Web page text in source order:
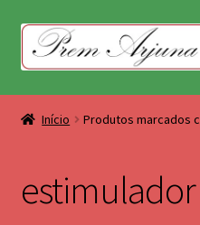
Pular
para
Pular
para
conteúdo
Terapias Corporais
Takionsmetria e
Início Produtos marcados